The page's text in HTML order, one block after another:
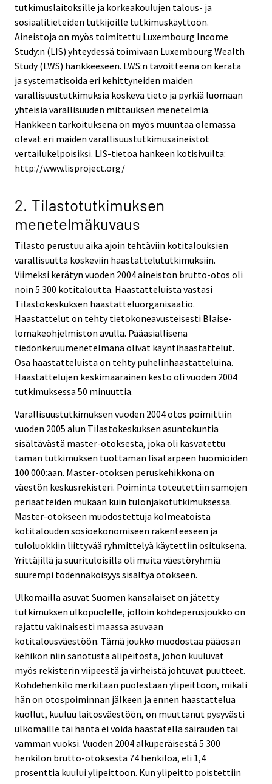
tutkimuslaitoksille ja korkeakoulujen talous- ja
sosiaalitieteiden tutkijoille tutkimuskäyttöön.
Aineistoja on myös toimitettu Luxembourg Income
Study:n (LIS) yhteydessä toimivaan Luxembourg Wealth
Study (LWS) hankkeeseen. LWS:n tavoitteena on kerätä
ja systematisoida eri kehittyneiden maiden
varallisuustutkimuksia koskeva tieto ja pyrkiä luomaan
yhteisiä varallisuuden mittauksen menetelmiä.
Hankkeen tarkoituksena on myös muuntaa olemassa
olevat eri maiden varallisuustutkimusaineistot
vertailukelpoisiksi. LIS-tietoa hankeen kotisivuilta:
http://www.lisproject.org/
2. Tilastotutkimuksen
menetelmäkuvaus
Tilasto perustuu aika ajoin tehtäviin kotitalouksien
varallisuutta koskeviin haastattelututkimuksiin.
Viimeksi kerätyn vuoden 2004 aineiston brutto-otos oli
noin 5 300 kotitaloutta. Haastatteluista vastasi
Tilastokeskuksen haastatteluorganisaatio.
Haastattelut on tehty tietokoneavusteisesti Blaise-
lomakeohjelmiston avulla. Pääasiallisena
tiedonkeruumenetelmänä olivat käyntihaastattelut.
Osa haastatteluista on tehty puhelinhaastatteluina.
Haastattelujen keskimääräinen kesto oli vuoden 2004
tutkimuksessa 50 minuuttia.
Varallisuustutkimuksen vuoden 2004 otos poimittiin
vuoden 2005 alun Tilastokeskuksen asuntokuntia
sisältävästä master-otoksesta, joka oli kasvatettu
tämän tutkimuksen tuottaman lisätarpeen huomioiden
100 000:aan. Master-otoksen peruskehikkona on
väestön keskusrekisteri. Poiminta toteutettiin samojen
periaatteiden mukaan kuin tulonjakotutkimuksessa.
Master-otokseen muodostettuja kolmeatoista
kotitalouden sosioekonomiseen rakenteeseen ja
tuloluokkiin liittyvää ryhmittelyä käytettiin osituksena.
Yrittäjillä ja suurituloisilla oli muita väestöryhmiä
suurempi todennäköisyys sisältyä otokseen.
Ulkomailla asuvat Suomen kansalaiset on jätetty
tutkimuksen ulkopuolelle, jolloin kohdeperusjoukko on
rajattu vakinaisesti maassa asuvaan
kotitalousväestöön. Tämä joukko muodostaa pääosan
kehikon niin sanotusta alipeitosta, johon kuuluvat
myös rekisterin viipeestä ja virheistä johtuvat puutteet.
Kohdehenkilö merkitään puolestaan ylipeittoon, mikäli
hän on otospoiminnan jälkeen ja ennen haastattelua
kuollut, kuuluu laitosväestöön, on muuttanut pysyvästi
ulkomaille tai häntä ei voida haastatella sairauden tai
vamman vuoksi. Vuoden 2004 alkuperäisestä 5 300
henkilön brutto-otoksesta 74 henkilöä, eli 1,4
prosenttia kuului ylipeittoon. Kun ylipeitto poistettiin